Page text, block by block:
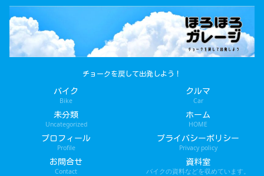
チョークを戻して出発しよう！
バイク
Bike
クルマ
Car
未分類
Uncategorized
ホーム
HOME
プロフィール
Profile
プライバシーポリシー
Privacy policy
お問合せ
Contact
資料室
バイクの資料などを収めています。